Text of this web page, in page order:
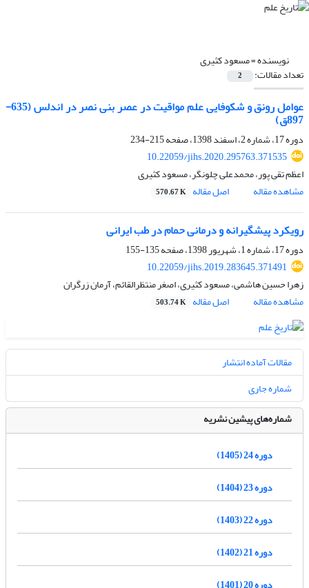
نویسنده =مسعود کثیری
تعداد مقالات: 2
عوامل رونق و شکوفایی علم مواقیت در عصر بنی نصر در اندلس (635-
897ق)
دوره 17، شماره 2، اسفند 1398، صفحه
215-234
10.22059/jihs.2020.295763.371535
اعظم تقی پور، محمدعلی چلونگر، مسعود کثیری
مشاهده مقاله
اصل مقاله 570.67 K
رویکرد پیشگیرانه و درمانی حمام در طب ایرانی
دوره 17، شماره 1، شهریور 1398، صفحه
135-155
10.22059/jihs.2019.283645.371491
زهرا حسین هاشمی، مسعود کثیری، اصغر منتظرالقائم، آرمان زرگران
مشاهده مقاله
اصل مقاله 503.74 K
مقالات آماده انتشار
شماره جاری
شماره‌های پیشین نشریه
دوره 24 (1405)
دوره 23 (1404)
دوره 22 (1403)
دوره 21 (1402)